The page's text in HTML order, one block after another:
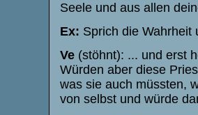
Seele und aus allen
Ex: Sprich die Wahrheit
Ve (stöhnt): ... und erst
Würden aber diese
was sie auch müssten,
von selbst und würde